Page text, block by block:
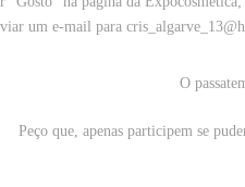
um e-mail para
O
Peço que, apenas participem se